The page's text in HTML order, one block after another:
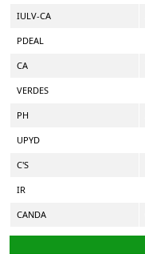
IULV-CA
PDEAL
CA
VERDES
PH
UPYD
C'S
IR
CANDA